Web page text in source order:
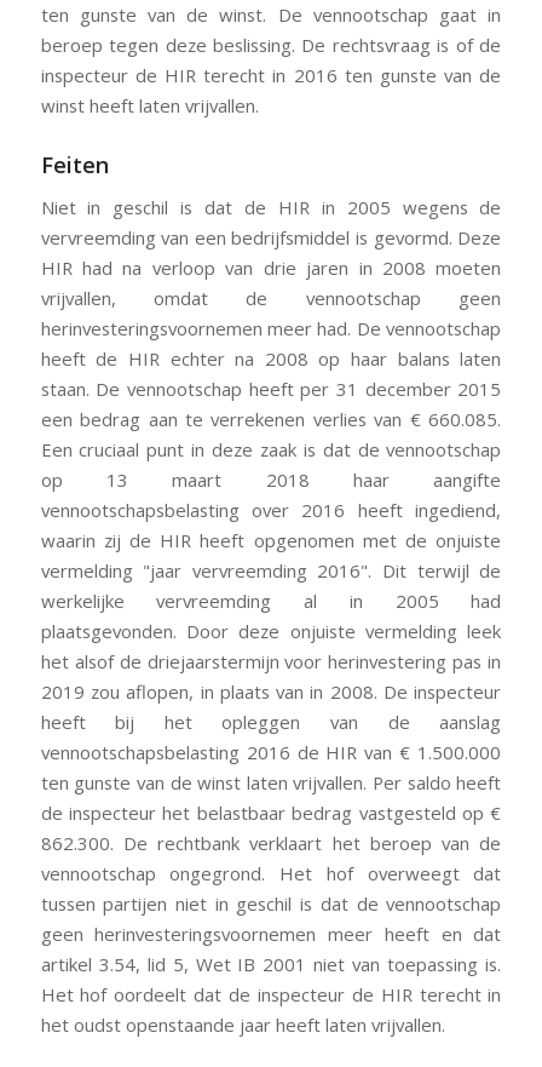
ten gunste van de winst. De vennootschap gaat in
beroep tegen deze beslissing. De rechtsvraag is of de
inspecteur de HIR terecht in 2016 ten gunste van de
winst heeft laten vrijvallen.
Feiten
Niet in geschil is dat de HIR in 2005 wegens de
vervreemding van een bedrijfsmiddel is gevormd. Deze
HIR had na verloop van drie jaren in 2008 moeten
vrijvallen, omdat de vennootschap geen
herinvesteringsvoornemen meer had. De vennootschap
heeft de HIR echter na 2008 op haar balans laten
staan. De vennootschap heeft per 31 december 2015
een bedrag aan te verrekenen verlies van € 660.085.
Een cruciaal punt in deze zaak is dat de vennootschap
op 13 maart 2018 haar aangifte
vennootschapsbelasting over 2016 heeft ingediend,
waarin zij de HIR heeft opgenomen met de onjuiste
vermelding "jaar vervreemding 2016". Dit terwijl de
werkelijke vervreemding al in 2005 had
plaatsgevonden. Door deze onjuiste vermelding leek
het alsof de driejaarstermijn voor herinvestering pas in
2019 zou aflopen, in plaats van in 2008. De inspecteur
heeft bij het opleggen van de aanslag
vennootschapsbelasting 2016 de HIR van € 1.500.000
ten gunste van de winst laten vrijvallen. Per saldo heeft
de inspecteur het belastbaar bedrag vastgesteld op €
862.300. De rechtbank verklaart het beroep van de
vennootschap ongegrond. Het hof overweegt dat
tussen partijen niet in geschil is dat de vennootschap
geen herinvesteringsvoornemen meer heeft en dat
artikel 3.54, lid 5, Wet IB 2001 niet van toepassing is.
Het hof oordeelt dat de inspecteur de HIR terecht in
het oudst openstaande jaar heeft laten vrijvallen.